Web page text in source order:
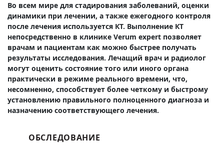
Во всем мире для стадирования заболеваний, оценки
динамики при лечении, а также ежегодного контроля
после лечения используется КТ. Выполнение КТ
непосредственно в клинике Verum expert позволяет
врачам и пациентам как можно быстрее получать
результаты исследования. Лечащий врач и радиолог
могут оценить состояние того или иного органа
практически в режиме реального времени, что,
несомненно, способствует более четкому и быстрому
установлению правильного полноценного диагноза и
назначению соответствующего лечения.
ОБСЛЕДОВАНИЕ